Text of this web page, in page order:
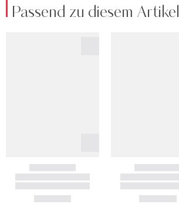
Passend zu diesem Artikel